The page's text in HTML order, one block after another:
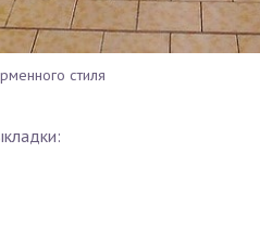
стиля